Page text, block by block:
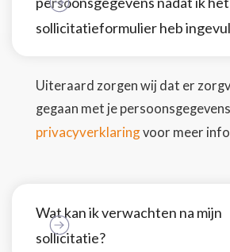
sollicitatieformulier heb
Uiteraard zorgen wij dat er
gegaan met je
privacyverklaringvoor meer
Wat kan ik verwachten na mijn
sollicitatie?